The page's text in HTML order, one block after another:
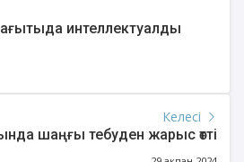
интеллектуалды
Келесі
шаңғы тебуден жарыс өтті